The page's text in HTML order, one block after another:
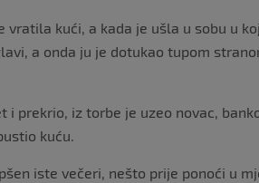
kući, a kada je ušla u sobu u
a onda ju je dotukao tupom
i prekrio, iz torbe je uzeo novac,
kuću.
iste večeri, nešto prije ponoći u